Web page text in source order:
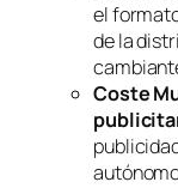
el
de la
Coste